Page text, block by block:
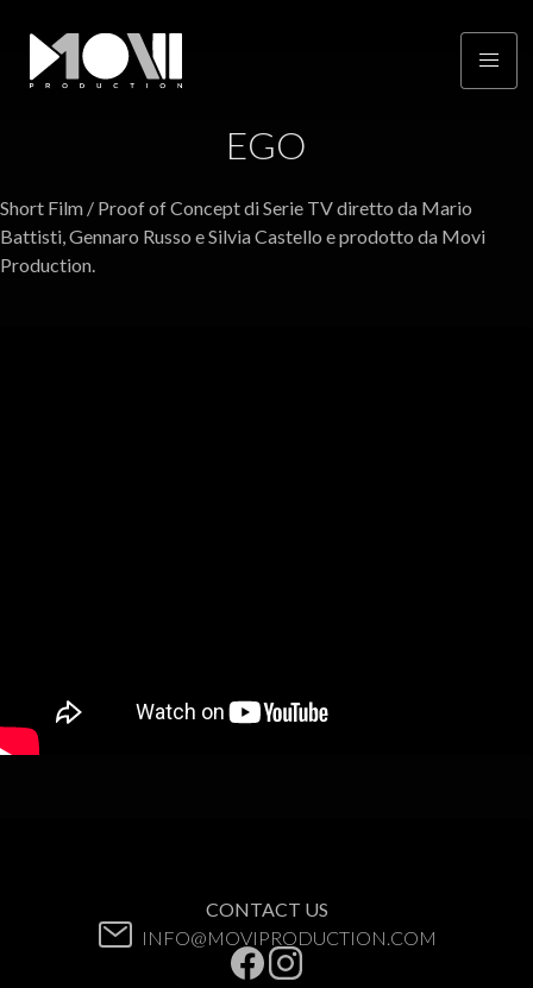
EGO
Short Film / Proof of Concept di Serie TV diretto da Mario
Battisti, Gennaro Russo e Silvia Castello e prodotto da Movi
Production.
CONTACT US
INFO@MOVIPRODUCTION.COM